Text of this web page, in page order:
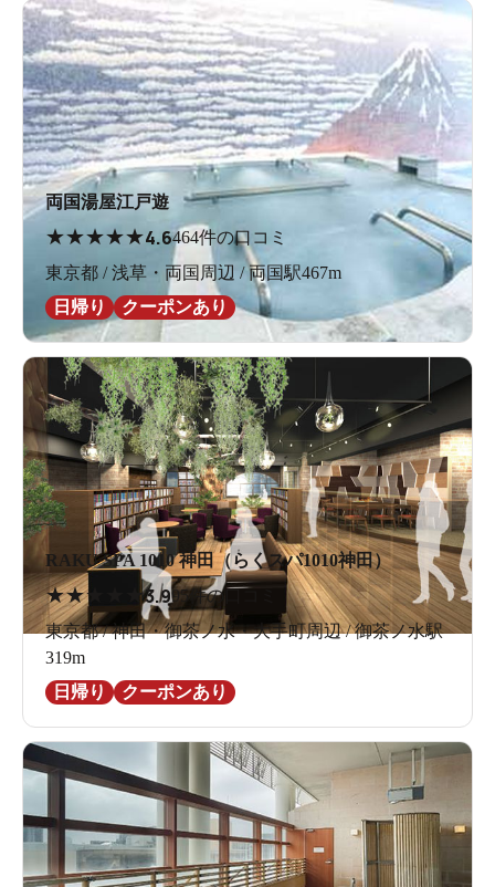
両国湯屋江戸遊
★★★★★4.6464件の口コミ
東京都 / 浅草・両国周辺 / 両国駅467m
日帰り
クーポンあり
RAKU SPA 1010 神田（らくスパ1010神田）
★★★ ★3.995件の口コミ
東京都 / 神田・御茶ノ水・大手町周辺 / 御茶ノ水駅
319m
日帰り
クーポンあり